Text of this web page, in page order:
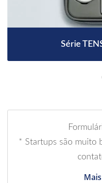
Série
* Startups são muito